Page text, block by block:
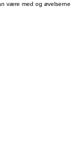
være med og øvelserne